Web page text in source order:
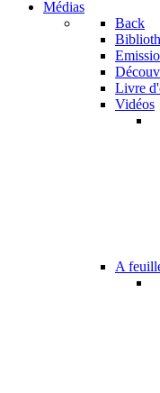
Médias
Back
Livre
Vidéos
A